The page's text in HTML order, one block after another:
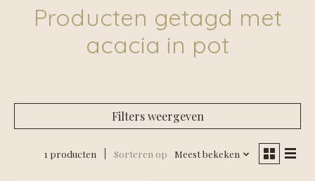
Producten getagd met
acacia in pot
Filters weergeven
1 producten Sorteren op Meest bekeken